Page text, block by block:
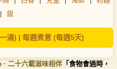
|
飯
湯)| 每週煮意 (每週5天)
· 二十六載滋味相伴 「食物會過時，